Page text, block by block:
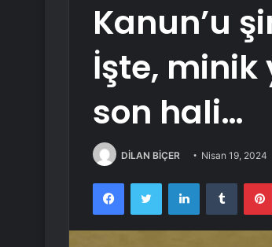
Kanun’u
İşte, minik
son hali…
DİLAN BİÇER Nisan 19, 2024
FacebookTwitter LinkedInTumblr